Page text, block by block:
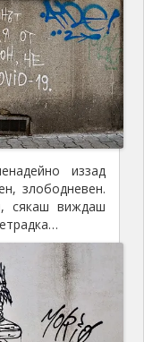
иззад
злободневен.
сякаш виждаш